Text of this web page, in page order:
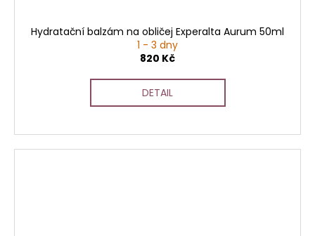
Hydratační balzám na obličej Experalta Aurum 50ml
1 - 3 dny
820 Kč
DETAIL